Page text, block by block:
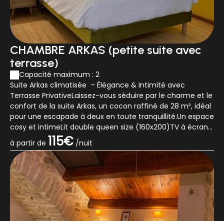
CHAMBRE ARKAS (petite suite avec
terrasse)
Capacité maximum : 2
Suite Arkas climatisée – Élégance & Intimité avec
Terrasse PrivativeLaissez-vous séduire par le charme et le
confort de la suite Arkas, un cocon raffiné de 28 m², idéal
pour une escapade à deux en toute tranquillité.Un espace
cosy et intimeLit double queen size (160x200)TV à écran
platCoin salon c...
à partir de 115€ /nuit